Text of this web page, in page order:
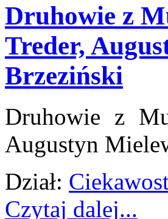
Druhowie z
Treder,
Brzeziński
Druhowie z
Augustyn
Dział:
Czytaj dalej...